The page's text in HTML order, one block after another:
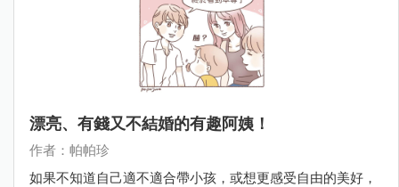
漂亮、有錢又不結婚的有趣阿姨！
作者：帕帕珍
如果不知道自己適不適合帶小孩，或想更感受自由的美好，